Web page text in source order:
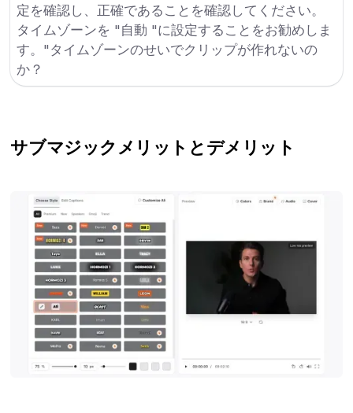
定を確認し、正確であることを確認してください。
タイムゾーンを "自動 "に設定することをお勧めしま
す。"タイムゾーンのせいでクリップが作れないの
か？
サブマジック メリットとデメリット